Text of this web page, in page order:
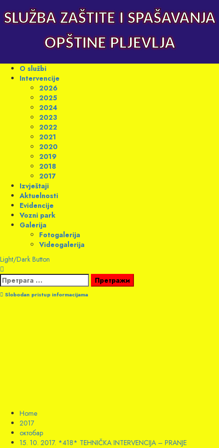
to
content
SLUŽBA ZAŠTITE I SPAŠAVANJA
OPŠTINE PLJEVLJA
Primary
Menu
O službi
Intervencije
2026
2025
2024
2023
2022
2021
2020
2019
2018
2017
Izvještaji
Aktuelnosti
Evidencije
Vozni park
Galerija
Fotogalerija
Videogalerija
Light/Dark Button
Претрага
за:
Slobodan pristup informacijama
Home
2017
октобар
15. 10. 2017. *418* TEHNIČKA INTERVENCIJA – PRANJE